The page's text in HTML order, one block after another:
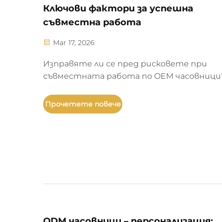
Ключови фактори за успешна
съвместна работа
Mar 17, 2026
Изправяте ли се пред рисковете при
съвместната работа по OEM
налагане на златния образец до
прототипиране с защита на
Прочетете повече